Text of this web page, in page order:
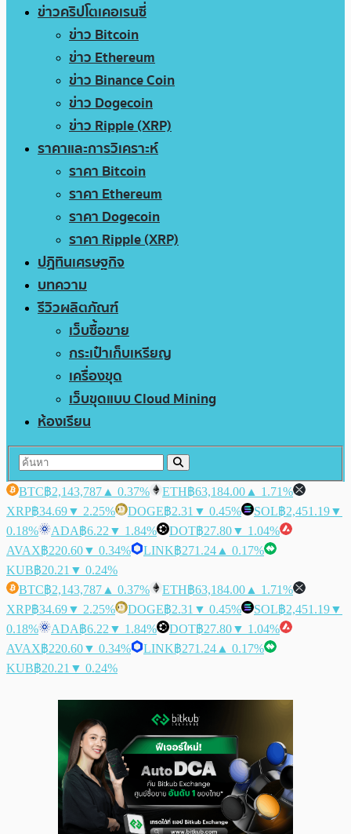
ข่าวคริปโตเคอเรนซี่
ข่าว Bitcoin
ข่าว Ethereum
ข่าว Binance Coin
ข่าว Dogecoin
ข่าว Ripple (XRP)
ราคาและการวิเคราะห์
ราคา Bitcoin
ราคา Ethereum
ราคา Dogecoin
ราคา Ripple (XRP)
ปฏิทินเศรษฐกิจ
บทความ
รีวิวผลิตภัณฑ์
เว็บซื้อขาย
กระเป๋าเก็บเหรียญ
เครื่องขุด
เว็บขุดแบบ Cloud Mining
ห้องเรียน
BTC฿2,143,787 ▲ 0.37% ETH฿63,184.00 ▲ 1.71%
XRP฿34.69▼ 2.25% DOGE฿2.31 ▼ 0.45% SOL฿2,451.19▼
0.18%
ADA฿6.22 ▼ 1.84% DOT฿27.80▼ 1.04%
AVAX฿220.60▼ 0.34% LINK฿271.24 ▲ 0.17%
KUB฿20.21 ▼ 0.24%
BTC฿2,143,787 ▲ 0.37% ETH฿63,184.00 ▲ 1.71%
XRP฿34.69▼ 2.25% DOGE฿2.31 ▼ 0.45% SOL฿2,451.19▼
0.18%
ADA฿6.22 ▼ 1.84% DOT฿27.80▼ 1.04%
AVAX฿220.60▼ 0.34% LINK฿271.24 ▲ 0.17%
KUB฿20.21 ▼ 0.24%